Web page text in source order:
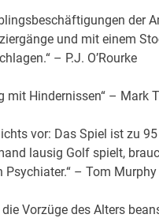
der
und mit einem
– P.J. O’Rourke
mit Hindernissen“ – Mark
vor: Das Spiel ist zu
lausig Golf spielt,
Psychiater.“ – Tom Murphy
Vorzüge des Alters